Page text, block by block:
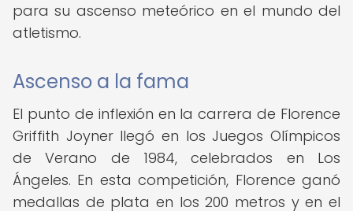
para su ascenso meteórico en el mundo del
atletismo.
Ascenso a la fama
El punto de inflexión en la carrera de Florence
Griffith Joyner llegó en los Juegos Olímpicos
de Verano de 1984, celebrados en Los
Ángeles. En esta competición, Florence ganó
medallas de plata en los 200 metros y en el